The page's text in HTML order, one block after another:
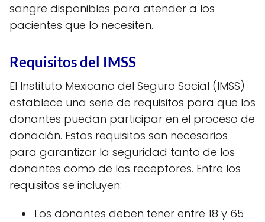
sangre disponibles para atender a los
pacientes que lo necesiten.
Requisitos del IMSS
El Instituto Mexicano del Seguro Social (IMSS)
establece una serie de requisitos para que los
donantes puedan participar en el proceso de
donación. Estos requisitos son necesarios
para garantizar la seguridad tanto de los
donantes como de los receptores. Entre los
requisitos se incluyen:
Los donantes deben tener entre 18 y 65